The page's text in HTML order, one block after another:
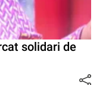
solidari de